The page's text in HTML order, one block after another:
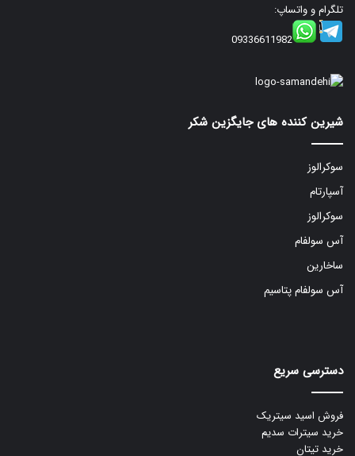
تلگرام و واتساپ:
09336611982
شیرین کننده های جایگزین شکر
سوکرالوز
آسپارتام
سوکرالوز
آس سولفام
ساخارین
آس سولفام پتاسیم
دسترسی سریع
فروش اسید سیتریک
خرید سیترات سدیم
خرید تیتان